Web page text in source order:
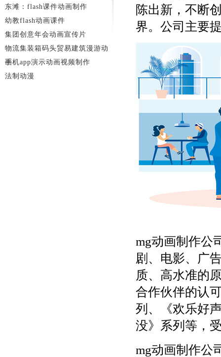
陈出新，不断
界。公司主要
mg动画制作公
剧、电影、广
质、高水准的
合作伙伴的认
列、《欢乐好
没》系列等，
mg动画制作公
东滩：flash课件动画制作
幼教flash动画课件
集团创意年会动画宣传片
物流集装箱码头贸易建筑漫游动
画
手机app演示动画视频制作
法制动漫